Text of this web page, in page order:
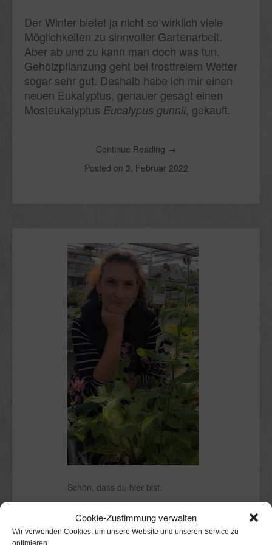
Cookie-Zustimmung verwalten
Wir verwenden Cookies, um unsere Website und unseren Service zu
optimieren.
Der Winter bietet ja nicht so wirklich viele
Möglichkeiten zu sinnvoller Gartenarbeit.
Aber ab und zu kann man doch was tun.
Gehölzpflanzung geht bei frostfreiem Wetter
sogar sehr gut. Deshalb habe ich mir einen
neuen Eukalyptus, genauer gesagt einen
Mosteukalyptus Eucalypus gunnii, gekauft.
Continue Reading →
Posted on 3. Februar 2022
Schön, dass du hier bist.
Ich bin Claudia.
Kölnerin mit Stadtgarten, in dem ich
mit Freude herumwühle. Perfekt